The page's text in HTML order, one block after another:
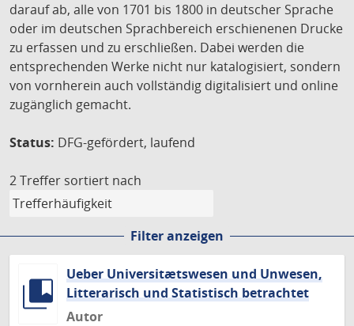
darauf ab, alle von 1701 bis 1800 in deutscher Sprache
oder im deutschen Sprachbereich erschienenen Drucke
zu erfassen und zu erschließen. Dabei werden die
entsprechenden Werke nicht nur katalogisiert, sondern
von vornherein auch vollständig digitalisiert und online
zugänglich gemacht.
Status: DFG-gefördert, laufend
2 Treffer sortiert nach
Filter anzeigen
Ueber Universitætswesen und Unwesen,
Litterarisch und Statistisch betrachtet
Autor